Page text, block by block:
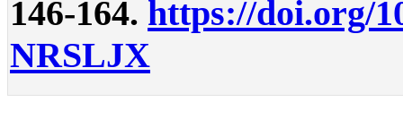
146-164. https://doi.org/
NRSLJX